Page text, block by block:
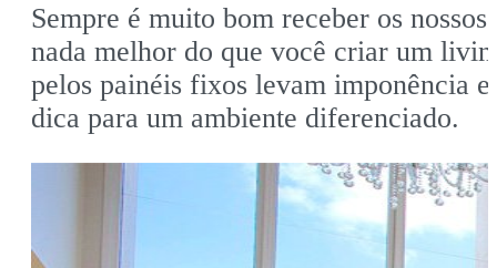
Sempre é muito bom receber os
nada melhor do que você criar um
pelos painéis fixos levam imponência
dica para um ambiente diferenciado.